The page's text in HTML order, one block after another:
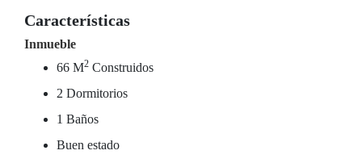
Características
Inmueble
66 M2 Construidos
2 Dormitorios
1 Baños
Buen estado